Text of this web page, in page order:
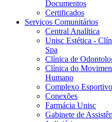
Documentos
Certificados
Serviços Comunitários
Central Analítica
Unisc Estética -
Spa
Clínica de
Clínica do
Humano
Complexo Esportivo
Conexões
Farmácia Unisc
Gabinete de